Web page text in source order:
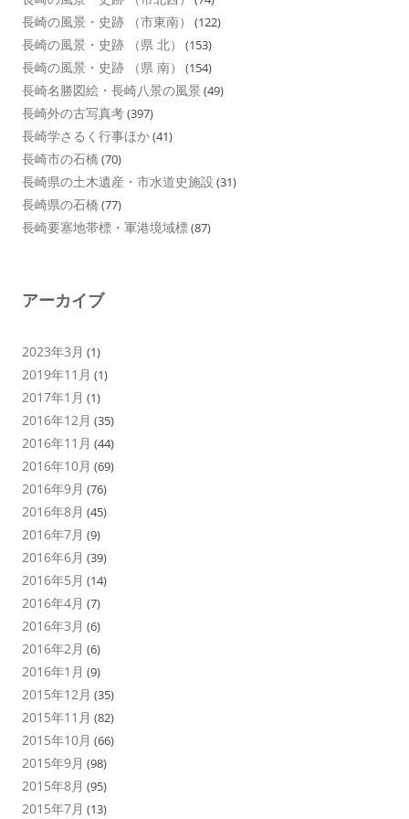
長崎の風景・史跡 （市東南） (122)
長崎の風景・史跡 （県 北） (153)
長崎の風景・史跡 （県 南） (154)
長崎名勝図絵・長崎八景の風景 (49)
長崎外の古写真考(397)
長崎学さるく行事ほか(41)
長崎市の石橋 (70)
長崎県の土木遺産・市水道史施設 (31)
長崎県の石橋 (77)
長崎要塞地帯標・軍港境域標(87)
アーカイブ
2023年3月 (1)
2019年11月 (1)
2017年1月 (1)
2016年12月 (35)
2016年11月 (44)
2016年10月 (69)
2016年9月 (76)
2016年8月 (45)
2016年7月 (9)
2016年6月 (39)
2016年5月 (14)
2016年4月 (7)
2016年3月 (6)
2016年2月 (6)
2016年1月 (9)
2015年12月 (35)
2015年11月 (82)
2015年10月 (66)
2015年9月 (98)
2015年8月 (95)
2015年7月 (13)